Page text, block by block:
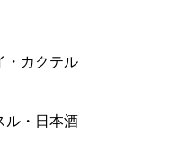
・カクテル
ル・日本酒